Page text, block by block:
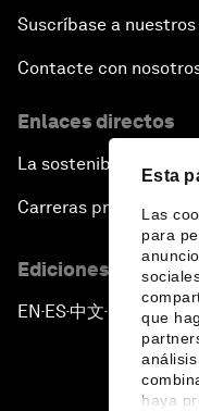
Esta
Las
para
que
haya
Suscríbase a
Contacte con
Enlaces directos
La sostenibilidad en el
Carreras profesionales
Ediciones en otros
EN ▪ES▪中文▪ 日本語